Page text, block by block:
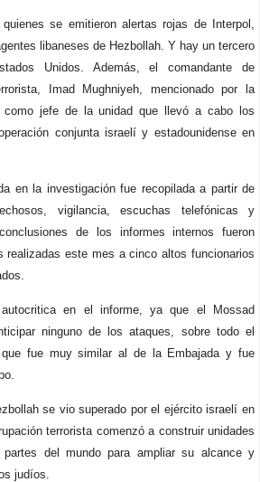
se emitieron alertas rojas de Interpol,
libaneses de Hezbollah. Y hay un tercero
Unidos. Además, el comandante de
Imad Mughniyeh, mencionado por la
como jefe de la unidad que llevó a cabo los
conjunta israelí y estadounidense en
en la investigación fue recopilada a partir de
vigilancia, escuchas telefónicas y
de los informes internos fueron
realizadas este mes a cinco altos funcionarios
en el informe, ya que el Mossad
ninguno de los ataques, sobre todo el
fue muy similar al de la Embajada y fue
se vio superado por el ejército israelí en
terrorista comenzó a construir unidades
partes del mundo para ampliar su alcance y
judíos.